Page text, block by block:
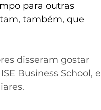
para outras
também, que
disseram gostar
Business School, e